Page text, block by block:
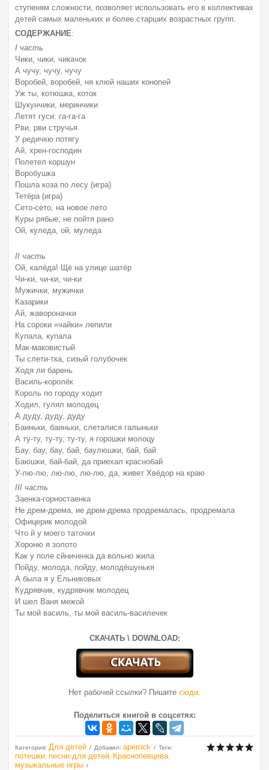
ступеням сложности, позволяет использовать его в коллективах
детей самых маленьких и более старших возрастных групп.
СОДЕРЖАНИЕ:
I часть
Чики, чики, чикачок
А чучу, чучу, чучу
Воробей, воробей, ня клюй наших конопей
Уж ты, котюшка, коток
Шукунчики, меринчики
Летят гуси: га-га-га
Рви, рви стручья
У редичкю потягу
Ай, хрен-господин
Полетел коршун
Воробушка
Пошла коза по лесу (игра)
Тетёра (игра)
Сето-сето, на новое лето
Куры рябые, не пойтя рано
Ой, куледа, ой, муледа
II часть
Ой, калёда! Щё на улице шатёр
Чи-ки, чи-ки, чи-ки
Мужички, мужички
Казарики
Ай, жавороначки
На сороки «чайки» лепили
Купала, купала
Мак-маковистый
Ты слети-тка, сизый голубочек
Ходя ли барень
Василь-королёк
Король по городу ходит
Ходил, гулял молодец
А дуду, дуду, дуду
Баиньки, баиньки, слеталися галыньки
А ту-ту, ту-ту, ту-ту, я горошки молоцу
Бау, бау, бау, бай, баулюшки, бай, бай
Баюшки, бай-бай, да приехал краснобай
У-лю-лю, лю-лю, лю-лю, да, живет Хвёдор на краю
III часть
Заенка-горностаенка
Не дрем-дрема, ие дрем-дрема продремалась, продремала
Офицерик молодой
Что й у моего таточки
Хороню я золото
Как у поле сйниченка да вольно жила
Пойду, молода, пойду, молодёшунькя
А была я у Ельниковых
Кудрявчик, кудрявчик молодец
И шел Ваня межой
Ты мой василь, ты мой василь-василечек
СКАЧАТЬ \ DOWNLOAD:
Нет рабочей ссылки? Пишите сюда.
Поделиться книгой в соцсетях:
Категория: Для детей Добавил: aperock Теги:
потешки песни для детей Краснопевцева
музыкальные игры